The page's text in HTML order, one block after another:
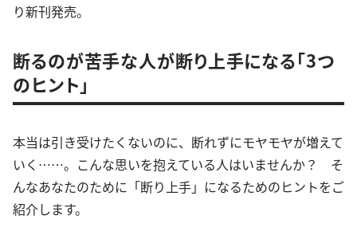
り新刊発売。
断るのが苦手な人が断り上手になる「3つ
のヒント」
本当は引き受けたくないのに、断れずにモヤモヤが増えて
いく……。こんな思いを抱えている人はいませんか？ そ
んなあなたのために「断り上手」になるためのヒントをご
紹介します。